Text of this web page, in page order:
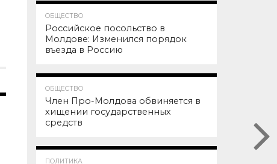
ОБЩЕСТВО
Российское посольство в
Молдове: Изменился порядок
въезда в Россию
ОБЩЕСТВО
Член Про-Молдова обвиняется в
хищении государственных
средств
ПОЛИТИКА